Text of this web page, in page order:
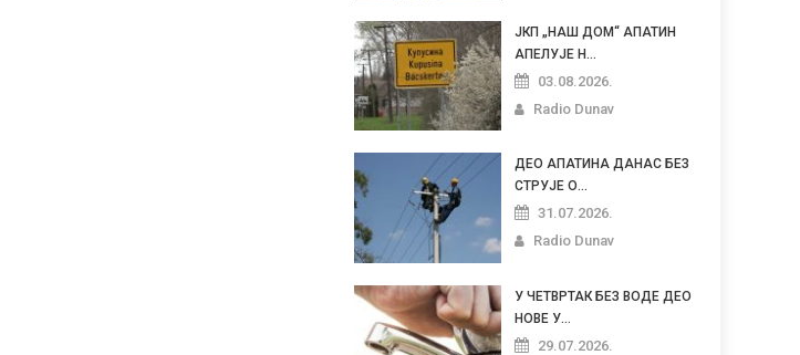
ЈКП „НАШ ДОМ“ АПАТИН
АПЕЛУЈЕ Н...
03.08.2026.
Radio Dunav
ДЕО АПАТИНА ДАНАС БЕЗ
СТРУЈЕ О...
31.07.2026.
Radio Dunav
У ЧЕТВРТАК БЕЗ ВОДЕ ДЕО
НОВЕ У...
29.07.2026.